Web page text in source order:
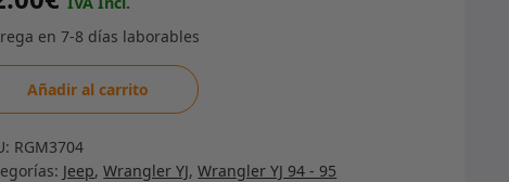
Añadir al carrito
RGM3704
Jeep,Wrangler YJ,Wrangler YJ 94 - 95